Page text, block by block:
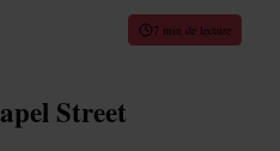
7 min de lecture
Street